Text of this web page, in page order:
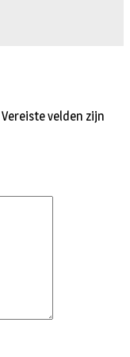
Vereiste velden zijn